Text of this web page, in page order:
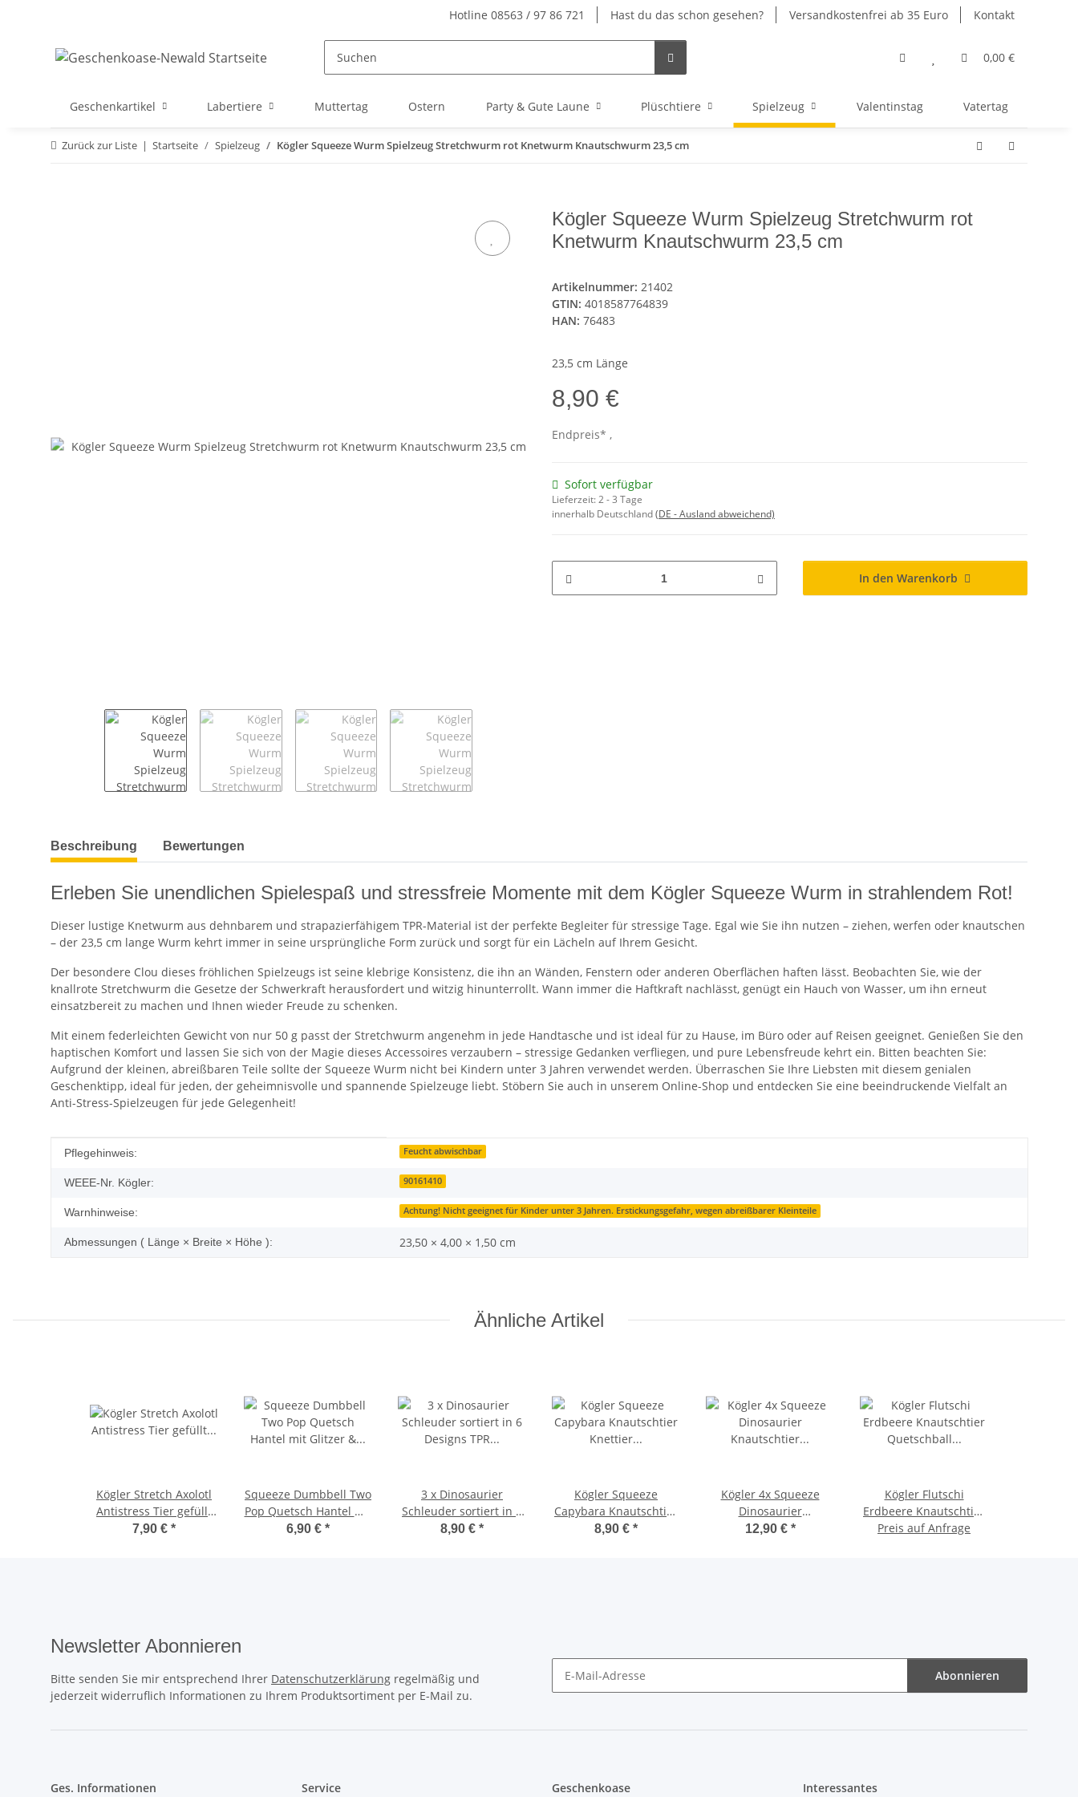
Hotline 08563 / 97 86 721 Hast du das schon gesehen? Versandkostenfrei ab 35 Euro Kontakt
0,00 €
Geschenkartikel Labertiere Muttertag Ostern Party & Gute Laune Plüschtiere Spielzeug Valentinstag Vatertag
Zurück zur Liste Startseite Spielzeug Kögler Squeeze Wurm Spielzeug Stretchwurm rot Knetwurm Knautschwurm 23,5 cm
Kögler Squeeze Wurm Spielzeug Stretchwurm rot
Knetwurm Knautschwurm 23,5 cm
Artikelnummer: 21402
GTIN: 4018587764839
HAN: 76483
23,5 cm Länge
8,90 €
Endpreis* ,
Sofort verfügbar
Lieferzeit:2 - 3 Tage
innerhalb Deutschland(DE - Ausland abweichend)
In den Warenkorb
weitere Registerkarten anzeigen
Beschreibung Bewertungen
Erleben Sie unendlichen Spielespaß und stressfreie Momente mit dem Kögler Squeeze Wurm in strahlendem Rot!
Dieser lustige Knetwurm aus dehnbarem und strapazierfähigem TPR-Material ist der perfekte Begleiter für stressige Tage. Egal wie Sie ihn nutzen – ziehen, werfen oder knautschen
– der 23,5 cm lange Wurm kehrt immer in seine ursprüngliche Form zurück und sorgt für ein Lächeln auf Ihrem Gesicht.
Der besondere Clou dieses fröhlichen Spielzeugs ist seine klebrige Konsistenz, die ihn an Wänden, Fenstern oder anderen Oberflächen haften lässt. Beobachten Sie, wie der
knallrote Stretchwurm die Gesetze der Schwerkraft herausfordert und witzig hinunterrollt. Wann immer die Haftkraft nachlässt, genügt ein Hauch von Wasser, um ihn erneut
einsatzbereit zu machen und Ihnen wieder Freude zu schenken.
Mit einem federleichten Gewicht von nur 50 g passt der Stretchwurm angenehm in jede Handtasche und ist ideal für zu Hause, im Büro oder auf Reisen geeignet. Genießen Sie den
haptischen Komfort und lassen Sie sich von der Magie dieses Accessoires verzaubern – stressige Gedanken verfliegen, und pure Lebensfreude kehrt ein. Bitten beachten Sie:
Aufgrund der kleinen, abreißbaren Teile sollte der Squeeze Wurm nicht bei Kindern unter 3 Jahren verwendet werden. Überraschen Sie Ihre Liebsten mit diesem genialen
Geschenktipp, ideal für jeden, der geheimnisvolle und spannende Spielzeuge liebt. Stöbern Sie auch in unserem Online-Shop und entdecken Sie eine beeindruckende Vielfalt an
Anti-Stress-Spielzeugen für jede Gelegenheit!
Produkteigenschaft
Wert
Pflegehinweis: Feucht abwischbar
WEEE-Nr. Kögler: 90161410
Warnhinweise: Achtung! Nicht geeignet für Kinder unter 3 Jahren. Erstickungsgefahr, wegen abreißbarer Kleinteile
Abmessungen ( Länge × Breite × Höhe ): 23,50 × 4,00 × 1,50 cm
Ähnliche Artikel
Kögler Stretch Axolotl
Antistress Tier gefüllt
mit Mikroperlen TPR 20
7,90 € *
Squeeze Dumbbell Two
Pop Quetsch Hantel mit
Glitzer & Quallen
6,90 € *
3 x Dinosaurier
Schleuder sortiert in 6
Designs TPR Fidget Toy
8,90 € *
Kögler Squeeze
Capybara Knautschtier
Knettier Antistress
8,90 € *
Kögler 4x Squeeze
Dinosaurier
Knautschtier
12,90 € *
Kögler Flutschi
Erdbeere Knautschtier
Quetschball Antistress
Preis auf Anfrage
Newsletter Abonnieren
Bitte senden Sie mir entsprechend Ihrer Datenschutzerklärung regelmäßig und
jederzeit widerruflich Informationen zu Ihrem Produktsortiment per E-Mail zu.
Abonnieren
Ges. Informationen Service Geschenkoase Interessantes